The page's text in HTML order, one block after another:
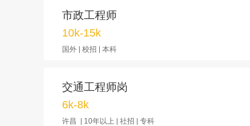
市政工程师
10k-15k
国外 | 校招 | 本科
交通工程师岗
6k-8k
许昌 | 10年以上 | 社招 | 专科